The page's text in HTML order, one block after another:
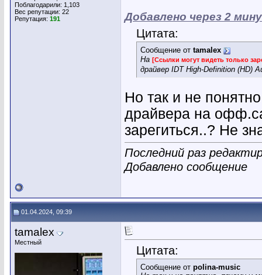
Поблагодарили: 1,103
Вес репутации: 22
Репутация: 191 Добавлено через 2
Цитата:
Сообщение от tamalex
На [Ссылки могут видеть только
драйвер IDT High-Definition (HD)
Но так и не
драйвера на
зарегиться..? Не
Последний раз
Добавлено сообщение
01.04.2024, 09:39
tamalex
Местный
Цитата:
Сообщение от polina-music